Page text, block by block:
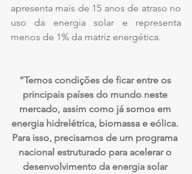
apresenta mais de 15 anos de atraso no
uso da energia solar e representa
menos de 1% da matriz energética.
“Temos condições de ficar entre os
principais países do mundo neste
mercado, assim como já somos em
energia hidrelétrica, biomassa e eólica.
Para isso, precisamos de um programa
nacional estruturado para acelerar o
desenvolvimento da energia solar